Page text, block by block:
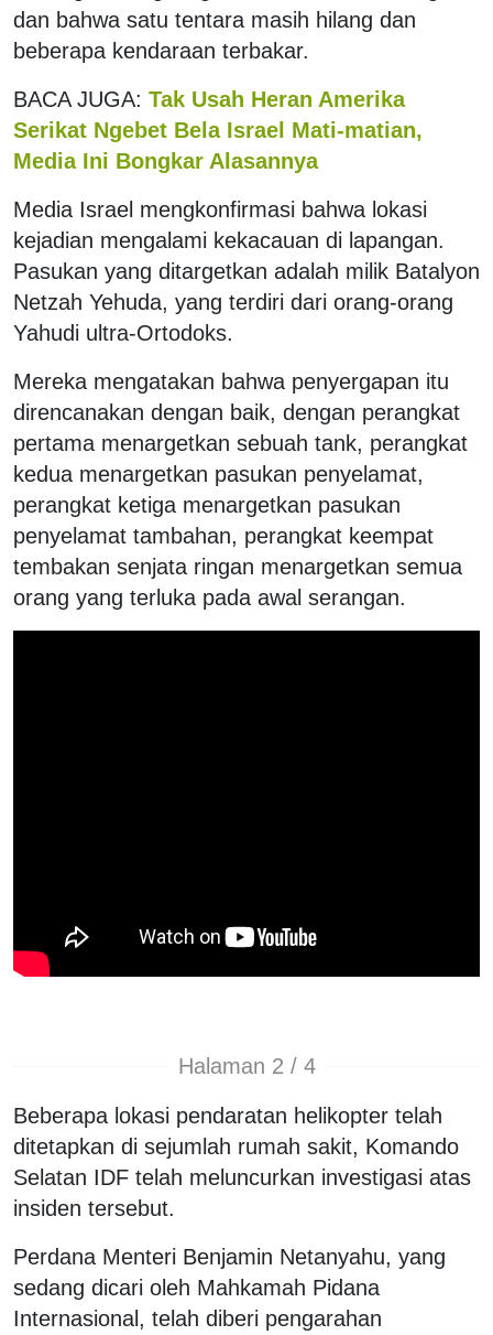
dan bahwa satu tentara masih hilang dan
beberapa kendaraan terbakar.
BACA JUGA: Tak Usah Heran Amerika
Serikat Ngebet Bela Israel Mati-matian,
Media Ini Bongkar Alasannya
Media Israel mengkonfirmasi bahwa lokasi
kejadian mengalami kekacauan di lapangan.
Pasukan yang ditargetkan adalah milik Batalyon
Netzah Yehuda, yang terdiri dari orang-orang
Yahudi ultra-Ortodoks.
Mereka mengatakan bahwa penyergapan itu
direncanakan dengan baik, dengan perangkat
pertama menargetkan sebuah tank, perangkat
kedua menargetkan pasukan penyelamat,
perangkat ketiga menargetkan pasukan
penyelamat tambahan, perangkat keempat
tembakan senjata ringan menargetkan semua
orang yang terluka pada awal serangan.
Halaman 2 / 4
Beberapa lokasi pendaratan helikopter telah
ditetapkan di sejumlah rumah sakit, Komando
Selatan IDF telah meluncurkan investigasi atas
insiden tersebut.
Perdana Menteri Benjamin Netanyahu, yang
sedang dicari oleh Mahkamah Pidana
Internasional, telah diberi pengarahan